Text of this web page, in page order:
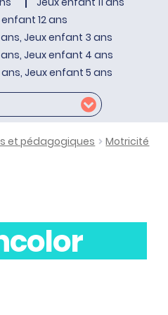
12 ans
Jeux enfant 3 ans
Jeux enfant 4 ans
Jeux enfant 5 ans
et pédagogiques
Motricité